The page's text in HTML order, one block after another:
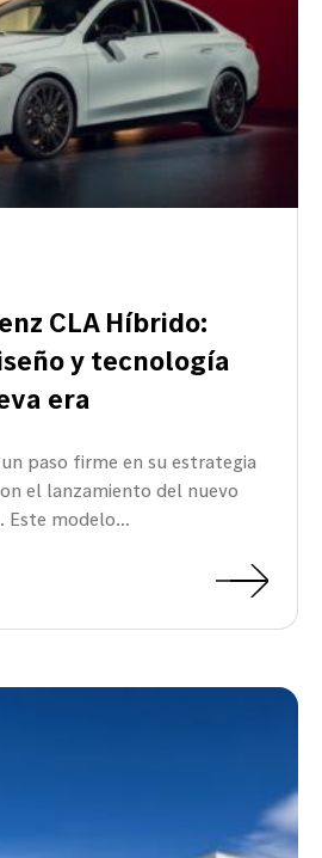
CLA Híbrido:
y tecnología
era
paso firme en su estrategia
el lanzamiento del nuevo
Este modelo…